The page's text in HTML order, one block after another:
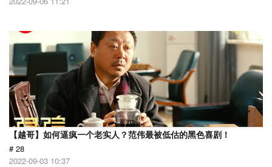
【越哥】如何逼疯一个老实人？范伟最被低估的黑色喜剧！
# 28
2022-09-03 10:37